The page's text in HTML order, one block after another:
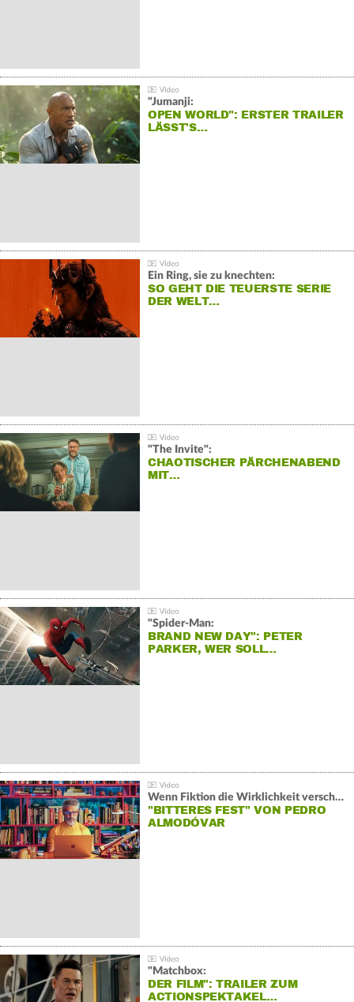
"Jumanji:
OPEN WORLD": ERSTER TRAILER
LÄSST'S…
Ein Ring, sie zu knechten:
SO GEHT DIE TEUERSTE SERIE
DER WELT…
"The Invite":
CHAOTISCHER PÄRCHENABEND
MIT…
"Spider-Man:
BRAND NEW DAY": PETER
PARKER, WER SOLL…
Wenn Fiktion die Wirklichkeit verschiebt:
"BITTERES FEST" VON PEDRO
ALMODÓVAR
"Matchbox:
DER FILM": TRAILER ZUM
ACTIONSPEKTAKEL…